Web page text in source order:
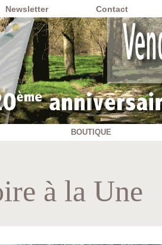
Newsletter Contact
BOUTIQUE
à la Une